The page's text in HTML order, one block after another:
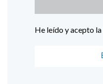
He leído y acepto la